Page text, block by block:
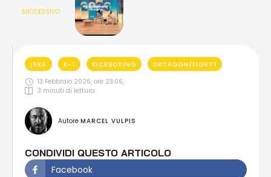
SUCCESSIVO
ISKA K-1 KICKBOXING
OKTAGON/FIGHT1
13 Febbraio 2026, ore 23:06,
3 minuti di lettura
Autore MARCEL VULPIS
CONDIVIDI QUESTO ARTICOLO
Facebook